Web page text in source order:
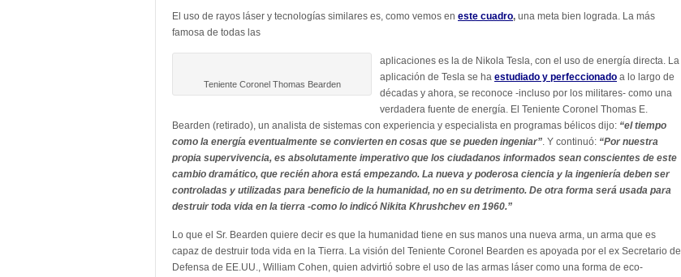
El uso de rayos láser y tecnologías similares es, como vemos en este cuadro, una meta bien lograda. La más
famosa de todas las
Teniente Coronel Thomas Bearden
aplicaciones es la de Nikola Tesla, con el uso de energía directa. La
aplicación de Tesla se ha estudiado y perfeccionado a lo largo de
décadas y ahora, se reconoce -incluso por los militares- como una
verdadera fuente de energía. El Teniente Coronel Thomas E.
Bearden (retirado), un analista de sistemas con experiencia y especialista en programas bélicos dijo: “el tiempo
como la energía eventualmente se convierten en cosas que se pueden ingeniar”. Y continuó: “Por nuestra
propia supervivencia, es absolutamente imperativo que los ciudadanos informados sean conscientes de este
cambio dramático, que recién ahora está empezando. La nueva y poderosa ciencia y la ingeniería deben ser
controladas y utilizadas para beneficio de la humanidad, no en su detrimento. De otra forma será usada para
destruir toda vida en la tierra -como lo indicó Nikita Khrushchev en 1960.”
Lo que el Sr. Bearden quiere decir es que la humanidad tiene en sus manos una nueva arma, un arma que es
capaz de destruir toda vida en la Tierra. La visión del Teniente Coronel Bearden es apoyada por el ex Secretario de
Defensa de EE.UU., William Cohen, quien advirtió sobre el uso de las armas láser como una forma de eco-